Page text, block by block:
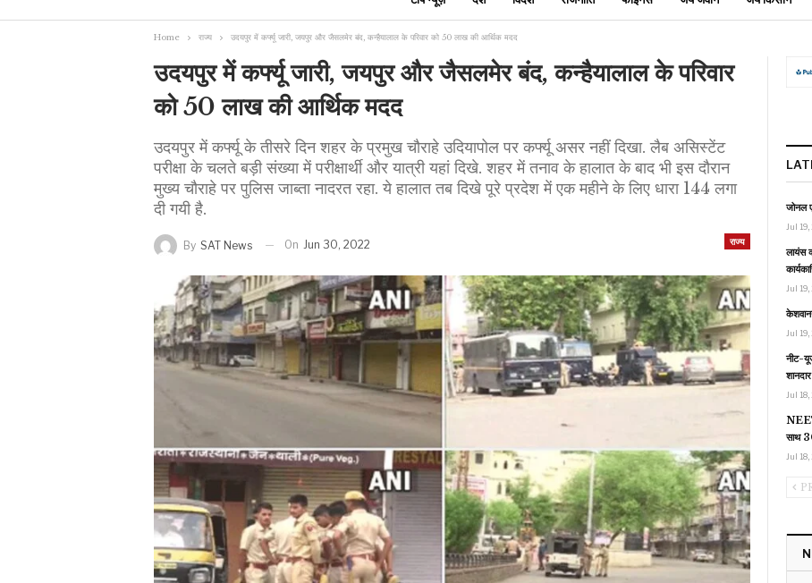
Home राज्य उदयपुर में कर्फ्यू जारी, जयपुर और जैसलमेर बंद, कन्हैयालाल के परिवार को 50 लाख की आर्थिक मदद
उदयपुर में कर्फ्यू जारी, जयपुर और जैसलमेर बंद, कन्हैयालाल के परिवार
को 50 लाख की आर्थिक मदद
उदयपुर में कर्फ्यू के तीसरे दिन शहर के प्रमुख चौराहे उदियापोल पर कर्फ्यू असर नहीं दिखा. लैब असिस्टेंट
परीक्षा के चलते बड़ी संख्या में परीक्षार्थी और यात्री यहां दिखे. शहर में तनाव के हालात के बाद भी इस दौरान
मुख्य चौराहे पर पुलिस जाब्ता नादरत रहा. ये हालात तब दिखे पूरे प्रदेश में एक महीने के लिए धारा 144 लगा
दी गयी है.
राज्य
By SAT News On Jun 30, 2022
जोनल
Jul 19,
लायंस
Jul 19,
Jul 19,
नीट-
Jul 18,
साथ
Jul 18,